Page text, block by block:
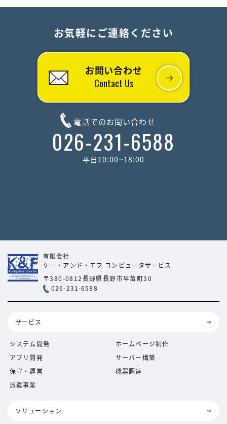
お気軽にご連絡ください
お問い合わせ
Contact Us
電話でのお問い合わせ
026-231-6588
平日10:00~18:00
有限会社
ケー・アンド・エフ コンピュータサービス
〒380-0812長野県長野市早苗町30
026-231-6588
サービス
システム開発
ホームページ制作
アプリ開発
サーバー構築
保守・運営
機器調達
派遣事業
ソリューション